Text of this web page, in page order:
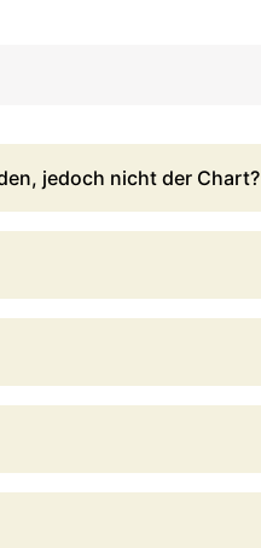
jedoch nicht der Chart?